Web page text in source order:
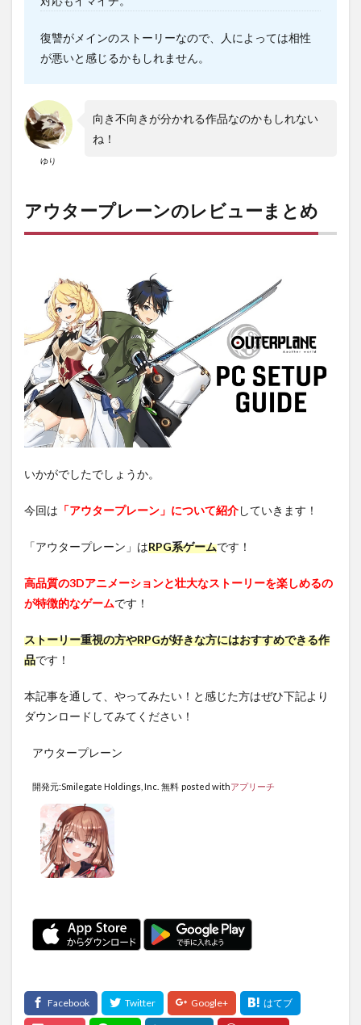
復讐がメインのストーリーなので、人によっては相性
が悪いと感じるかもしれません。
ゆり
向き不向きが分かれる作品なのかもしれない
ね！
アウタープレーンのレビューまとめ
いかがでしたでしょうか。
今回は 「アウタープレーン」について紹介していきます！
「アウタープレーン」はRPG系ゲームです！
高品質の3Dアニメーションと壮大なストーリーを楽しめるの
が特徴的なゲームです！
ストーリー重視の方やRPGが好きな方にはおすすめできる作
品です！
本記事を通して、やってみたい！と感じた方はぜひ下記より
ダウンロードしてみてください！
アウタープレーン
開発元:Smilegate Holdings, Inc. 無料 posted withアプリーチ